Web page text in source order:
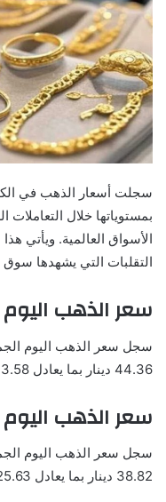
سجلت أسعار الذهب في
بمستوياتها خلال
الأسواق العالمية. ويأتي
التقلبات التي يشهدها سوق
سعر الذهب اليوم
44.36 دينار بما يعادل 143.58 دولار.
سعر الذهب اليوم
38.82 دينار بما يعادل 125.63 دولار.